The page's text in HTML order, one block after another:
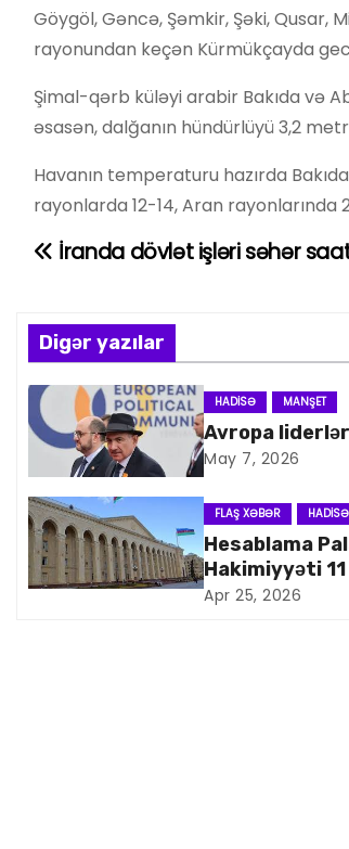
Göygöl, Gəncə, Şəmkir, Şəki, Qusar,
rayonundan keçən Kürmükçayda
Şimal-qərb küləyi arabir Bakıda və
əsasən, dalğanın hündürlüyü 3,2
Havanın temperaturu hazırda
rayonlarda 12-14, Aran
Y
z
ı
n
a
v
i
İranda dövlət işləri səhər
Digər yazılar
HADISƏ MANŞET
Avropa
May 7, 2026
FLAŞ XƏBƏR HADISƏ
Hesablama
Hakimiyyəti
artıq xərcləyib
Apr 25, 2026